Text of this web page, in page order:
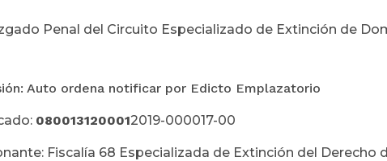
Penal del Circuito Especializado de Extinción de
25
Auto ordena notificar por Edicto Emplazatorio
0800131200012019-000017-00
Fiscalía 68 Especializada de Extinción del Derecho